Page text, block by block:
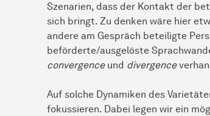
Szenarien, dass der Kontakt der
sich bringt. Zu denken wäre hier
andere am Gespräch beteiligte
beförderte/ausgelöste
convergenceund divergence
Auf solche Dynamiken des
fokussieren. Dabei legen wir ein